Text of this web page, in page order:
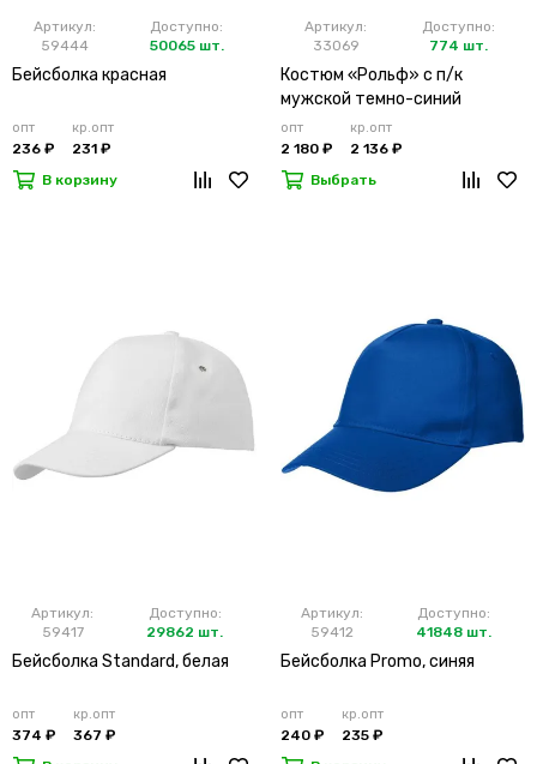
Артикул:
59444
Доступно:
50065 шт.
Бейсболка красная
опт
236 ₽
кр.опт
231 ₽
В корзину
Артикул:
33069
Доступно:
774 шт.
Костюм «Рольф» с п/к
мужской темно-синий
опт
2 180 ₽
кр.опт
2 136 ₽
Выбрать
Артикул:
59417
Доступно:
29862 шт.
Бейсболка Standard, белая
опт
374 ₽
кр.опт
367 ₽
Артикул:
59412
Доступно:
41848 шт.
Бейсболка Promo, синяя
опт
240 ₽
кр.опт
235 ₽